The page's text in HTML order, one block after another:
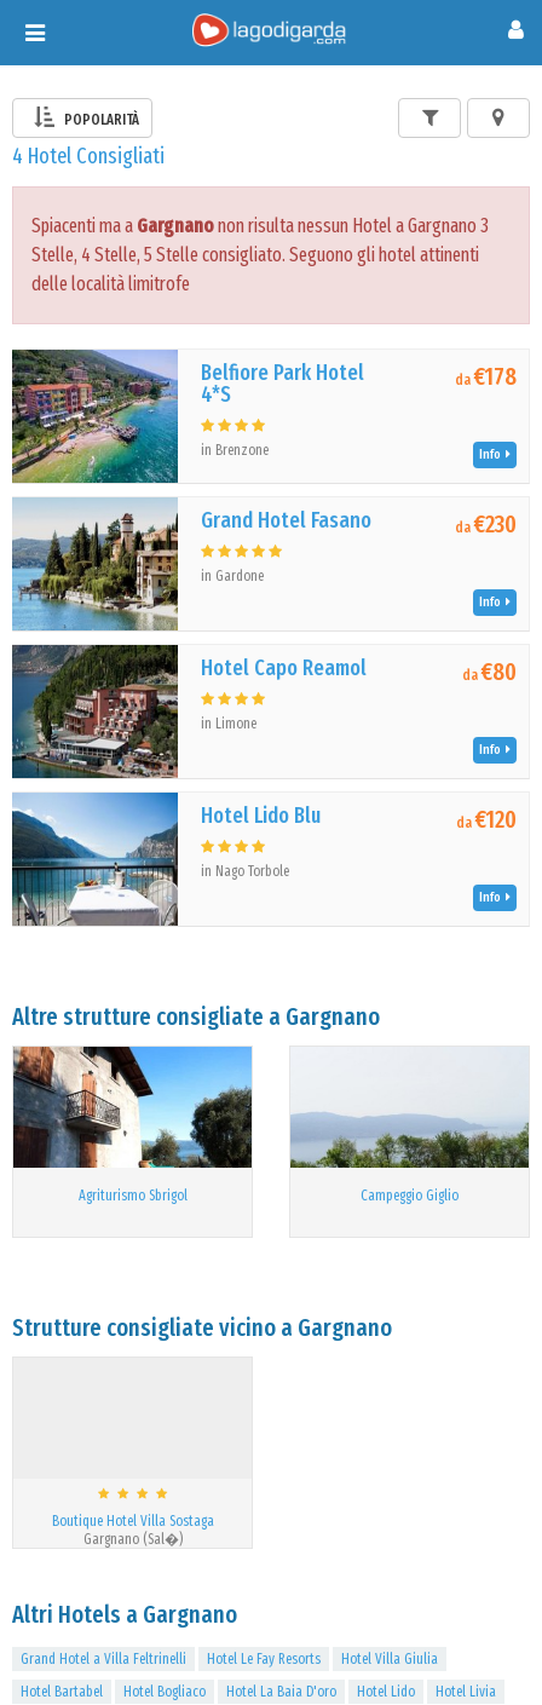
Toggle
navigation
POPOLARITÀ
4 Hotel Consigliati
Spiacenti ma a Gargnanonon risulta nessun Hotel a Gargnano 3
Stelle, 4 Stelle, 5 Stelle consigliato. Seguono gli hotel attinenti
delle località limitrofe
Belfiore Park Hotel
4*S
in Brenzone
da€178
Info
Grand Hotel Fasano
in Gardone
da€230
Info
Hotel Capo Reamol
in Limone
da€80
Info
Hotel Lido Blu
in Nago Torbole
da€120
Info
Altre strutture consigliate a Gargnano
Agriturismo Sbrigol Campeggio Giglio
Strutture consigliate vicino a Gargnano
Boutique Hotel Villa Sostaga
Gargnano (Sal�)
Altri Hotels a Gargnano
Grand Hotel a Villa Feltrinelli Hotel Le Fay Resorts
Hotel Villa Giulia
Hotel Bartabel
Hotel Bogliaco Hotel La Baia D'oro Hotel Lido
Hotel Livia